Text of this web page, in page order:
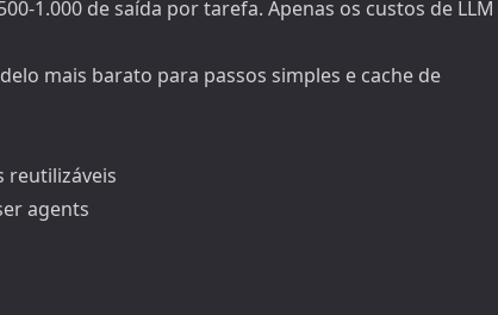
1.000 de saída por tarefa. Apenas os custos de LLM
mais barato para passos simples e cache de
reutilizáveis
agents